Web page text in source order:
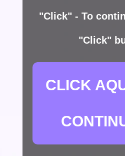
"Click" - To
"Click"
CLICK